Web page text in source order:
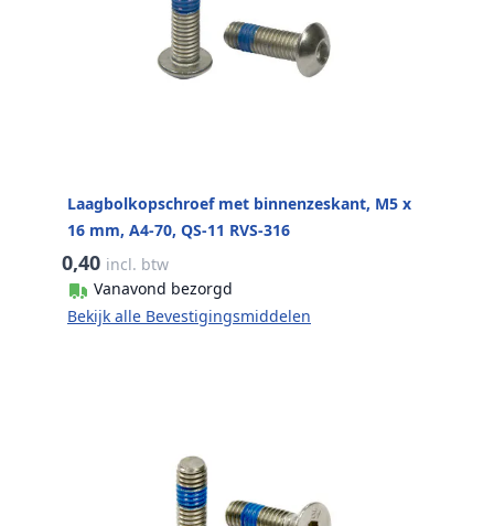
Laagbolkopschroef met binnenzeskant, M5 x
16 mm, A4-70, QS-11 RVS-316
0,40 incl. btw
Vanavond bezorgd
Bekijk alle Bevestigingsmiddelen